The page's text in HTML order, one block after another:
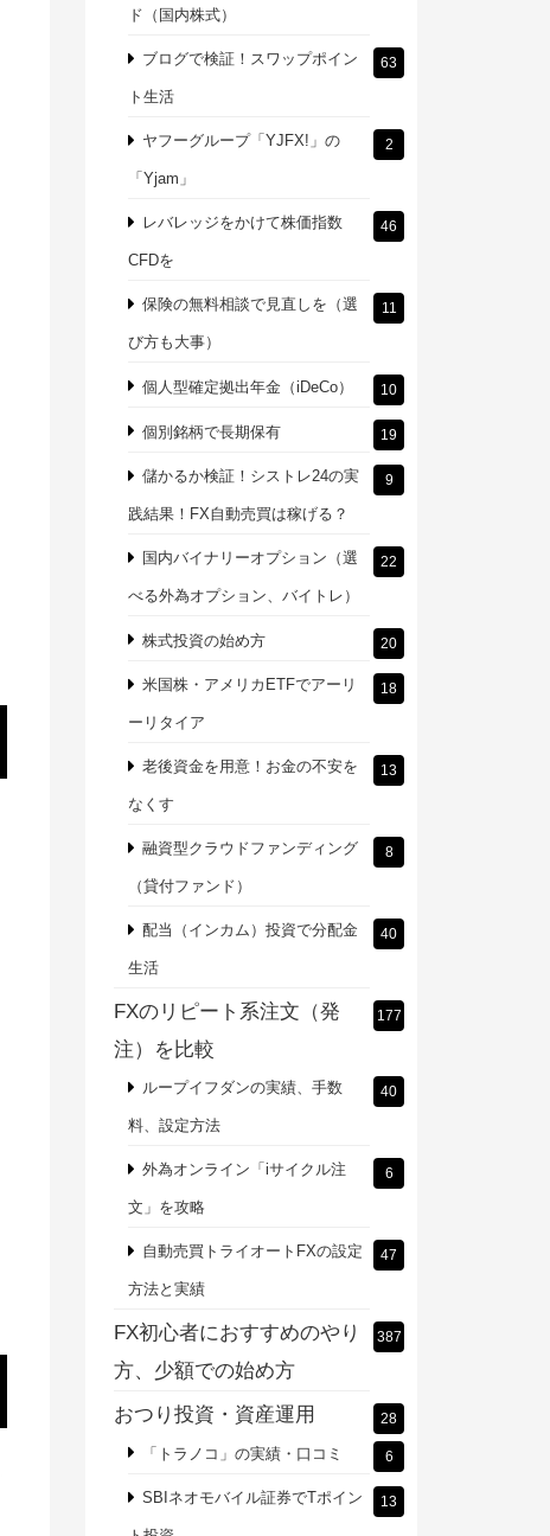
ド（国内株式）
ブログで検証！スワップポイン
ト生活
63
ヤフーグループ「YJFX!」の
「Yjam」
2
レバレッジをかけて株価指数
CFDを
46
保険の無料相談で見直しを（選
び方も大事）
11
個人型確定拠出年金（iDeCo） 10
個別銘柄で長期保有 19
儲かるか検証！シストレ24の実
践結果！FX自動売買は稼げる？
9
国内バイナリーオプション（選
べる外為オプション、バイトレ）
22
株式投資の始め方 20
米国株・アメリカETFでアーリ
ーリタイア
18
老後資金を用意！お金の不安を
なくす
13
融資型クラウドファンディング
（貸付ファンド）
8
配当（インカム）投資で分配金
生活
40
FXのリピート系注文（発
注）を比較
177
ループイフダンの実績、手数
料、設定方法
40
外為オンライン「iサイクル注
文」を攻略
6
自動売買トライオートFXの設定
方法と実績
47
FX初心者におすすめのやり
方、少額での始め方
387
おつり投資・資産運用 28
「トラノコ」の実績・口コミ 6
SBIネオモバイル証券でTポイン 13